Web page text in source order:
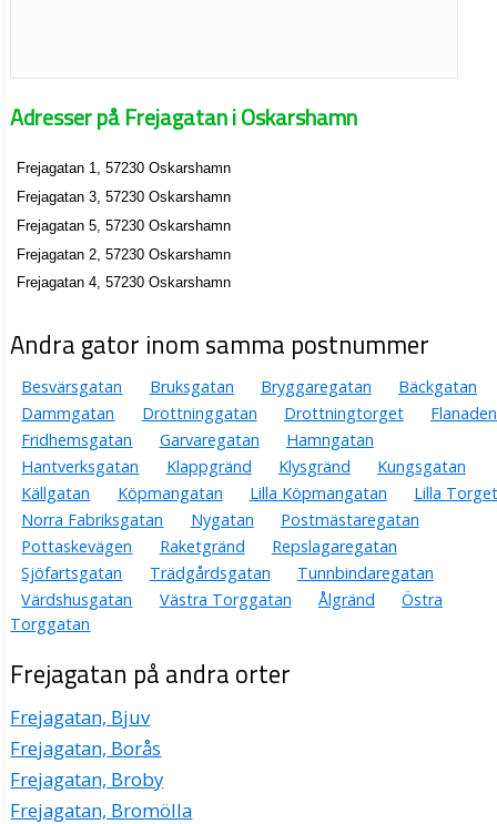
Adresser på Frejagatan i Oskarshamn
Frejagatan 1, 57230 Oskarshamn
Frejagatan 3, 57230 Oskarshamn
Frejagatan 5, 57230 Oskarshamn
Frejagatan 2, 57230 Oskarshamn
Frejagatan 4, 57230 Oskarshamn
Andra gator inom samma postnummer
Besvärsgatan Bruksgatan Bryggaregatan
Bäckgatan
Dammgatan
Drottninggatan Drottningtorget
Flanaden
Fridhemsgatan
Garvaregatan
Hamngatan
Hantverksgatan
Klappgränd Klysgränd
Kungsgatan
Källgatan
Köpmangatan Lilla Köpmangatan
Lilla Torget
Norra Fabriksgatan
Nygatan
Postmästaregatan
Pottaskevägen
Raketgränd
Repslagaregatan
Sjöfartsgatan
Trädgårdsgatan
Tunnbindaregatan
Värdshusgatan
Västra Torggatan Ålgränd
Östra
Torggatan
Frejagatan på andra orter
Frejagatan, Bjuv
Frejagatan, Borås
Frejagatan, Broby
Frejagatan, Bromölla